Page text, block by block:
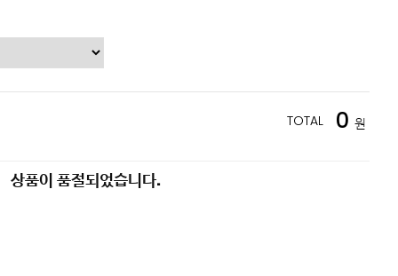
TOTAL 0 원
상품이 품절되었습니다.